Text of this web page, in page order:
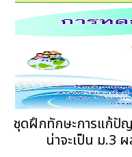
ชุดฝึกทักษะการแก้ปั
น่าจะเป็น ม.3